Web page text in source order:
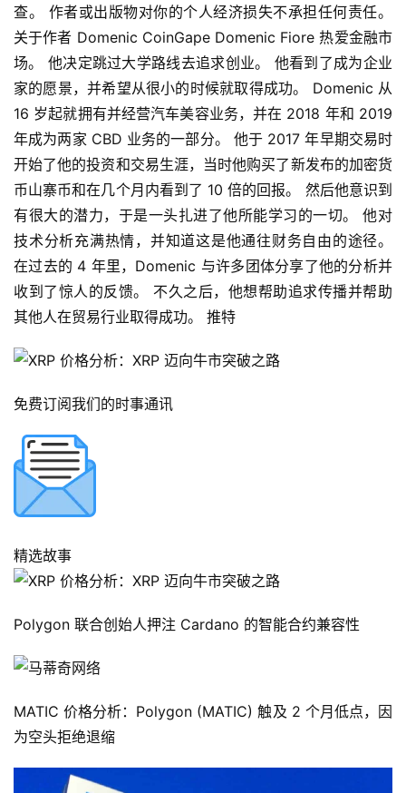
首
快
查。 作者或出版物对你的个人经济损失不承担任何责任。
关于作者 Domenic CoinGape Domenic Fiore 热爱金融市
场。 他决定跳过大学路线去追求创业。 他看到了成为企业
家的愿景，并希望从很小的时候就取得成功。 Domenic 从
16 岁起就拥有并经营汽车美容业务，并在 2018 年和 2019
年成为两家 CBD 业务的一部分。 他于 2017 年早期交易时
开始了他的投资和交易生涯，当时他购买了新发布的加密货
币山寨币和在几个月内看到了 10 倍的回报。 然后他意识到
有很大的潜力，于是一头扎进了他所能学习的一切。 他对
技术分析充满热情，并知道这是他通往财务自由的途径。
在过去的 4 年里，Domenic 与许多团体分享了他的分析并
收到了惊人的反馈。 不久之后，他想帮助追求传播并帮助
其他人在贸易行业取得成功。 推特
免费订阅我们的时事通讯
精选故事
Polygon 联合创始人押注 Cardano 的智能合约兼容性
MATIC 价格分析：Polygon (MATIC) 触及 2 个月低点，因
为空头拒绝退缩